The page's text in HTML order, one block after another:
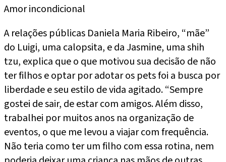
Amor incondicional
A relações públicas Daniela Maria Ribeiro, “mãe”
do Luigi, uma calopsita, e da Jasmine, uma shih
tzu, explica que o que motivou sua decisão de não
ter filhos e optar por adotar os pets foi a busca por
liberdade e seu estilo de vida agitado. “Sempre
gostei de sair, de estar com amigos. Além disso,
trabalhei por muitos anos na organização de
eventos, o que me levou a viajar com frequência.
Não teria como ter um filho com essa rotina, nem